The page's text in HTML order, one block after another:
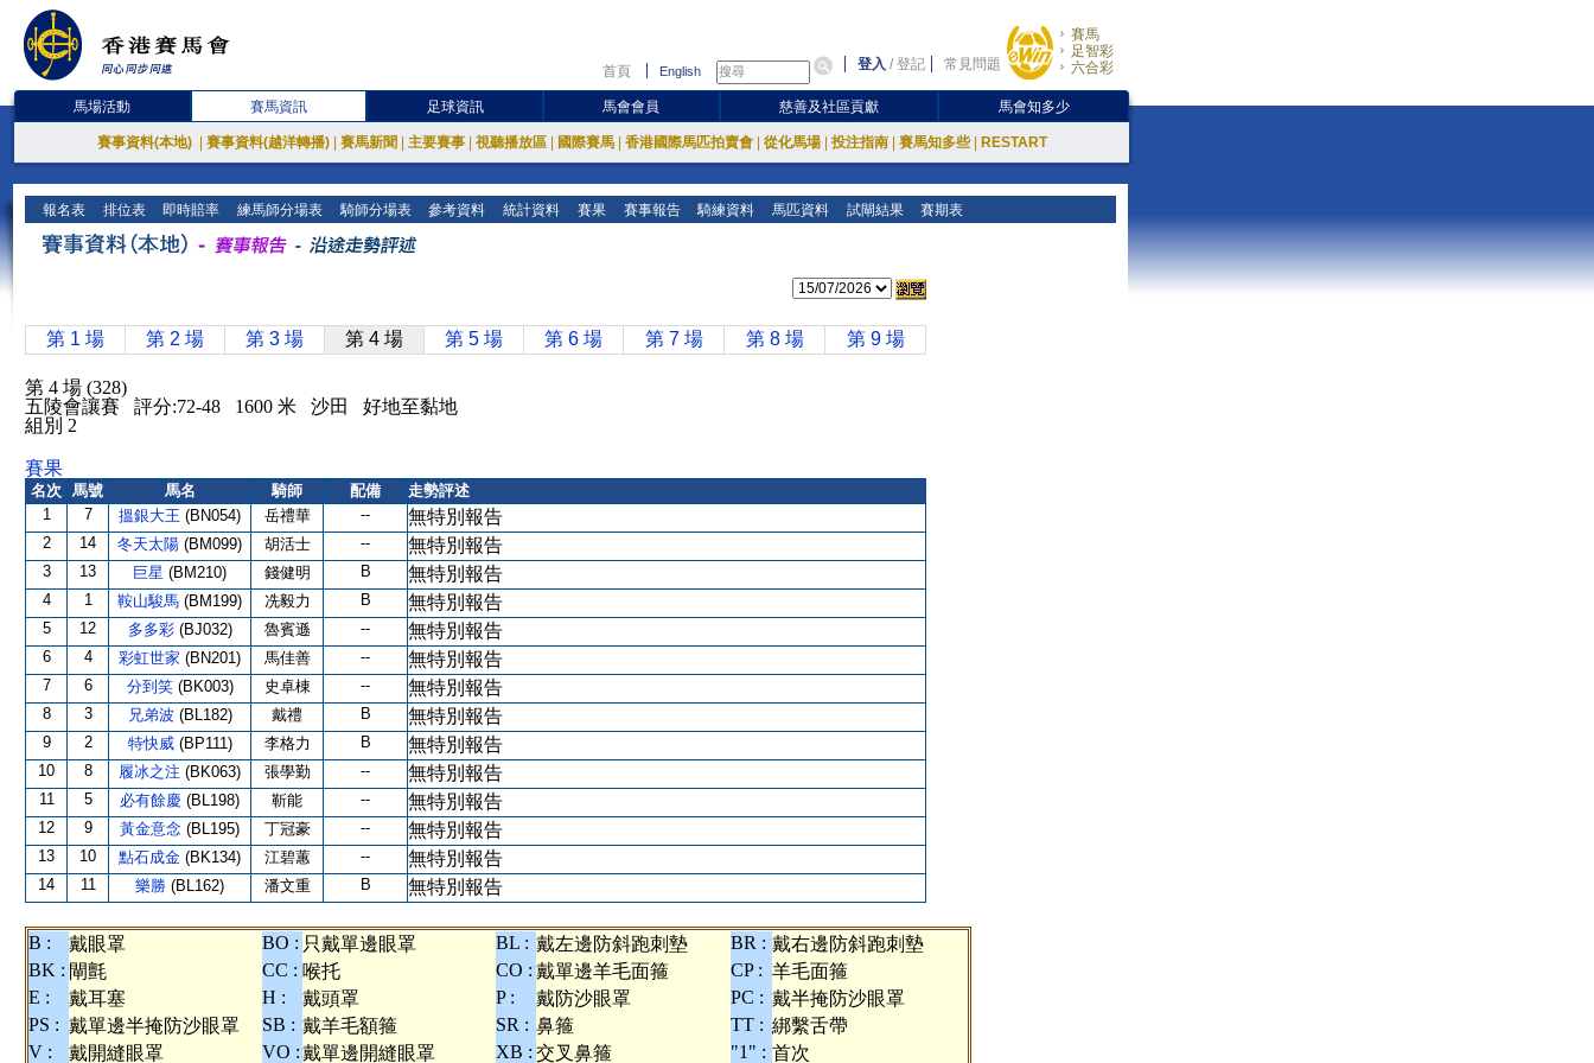
首頁 English 登入 /登記 常見問題
賽馬
足智彩
六合彩
馬場活動 賽馬資訊 足球資訊 馬會會員 慈善及社區貢獻 馬會知多少
賽事資料(本地) 賽事資料(越洋轉播) 賽馬新聞 主要賽事 視聽播放區 國際賽馬 香港國際馬匹拍賣會 從化馬場 投注指南 賽馬知多些 RESTART
報名表 排位表 即時賠率 練馬師分場表 騎師分場表 參考資料 統計資料 賽果 賽事報告 騎練資料 馬匹資料 試閘結果 賽期表
第 1 場 第 2 場 第 3 場 第 4 場 第 5 場 第 6 場 第 7 場 第 8 場 第 9 場
第 4 場 (328)
五陵會讓賽 評分:72-48 1600 米 沙田 好地至黏地
組別 2
賽果
名次 馬號 馬名 騎師 配備
走勢評述
1
7 搵銀大王 (BN054) 岳禮華 -- 無特別報告
2 14 冬天太陽 (BM099) 胡活士 -- 無特別報告
3 13 巨星 (BM210) 錢健明 B 無特別報告
4 1 鞍山駿馬 (BM199) 冼毅力 B 無特別報告
5 12 多多彩 (BJ032) 魯賓遜 -- 無特別報告
6 4 彩虹世家 (BN201) 馬佳善 -- 無特別報告
7 6 分到笑 (BK003) 史卓棟 -- 無特別報告
8 3 兄弟波 (BL182) 戴禮 B 無特別報告
9 2 特快威 (BP111) 李格力 B 無特別報告
10 8 履冰之注 (BK063) 張學勤 -- 無特別報告
11 5 必有餘慶 (BL198) 靳能 -- 無特別報告
12 9 黃金意念 (BL195) 丁冠豪 -- 無特別報告
13 10 點石成金 (BK134) 江碧蕙 -- 無特別報告
14 11 樂勝 (BL162) 潘文重 B 無特別報告
B : 戴眼罩 BO : 只戴單邊眼罩 BL : 戴左邊防斜跑刺墊 BR : 戴右邊防斜跑刺墊
BK : 閘氈 CC : 喉托 CO : 戴單邊羊毛面箍 CP : 羊毛面箍
E :
戴耳塞 H : 戴頭罩 P : 戴防沙眼罩 PC : 戴半掩防沙眼罩
PS : 戴單邊半掩防沙眼罩 SB : 戴羊毛額箍 SR : 鼻箍 TT : 綁繫舌帶
V :
戴開縫眼罩 VO :戴單邊開縫眼罩 XB : 交叉鼻箍 "1" : 首次